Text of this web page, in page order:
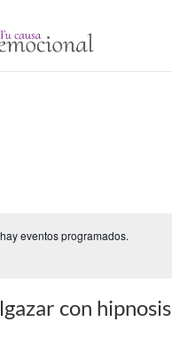
eventos programados.
con hipnosis